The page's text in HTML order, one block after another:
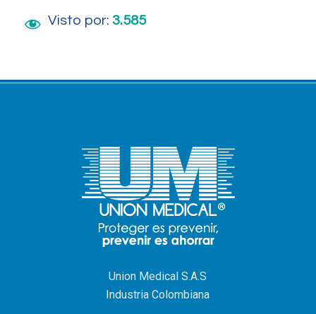
Visto por: 3.585
Union Medical S.A.S
Industria Colombiana